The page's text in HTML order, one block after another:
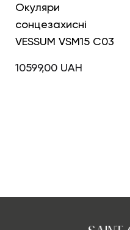
Окуляри
сонцезахисні
VESSUM VSM15 C03
10599,00 UAH